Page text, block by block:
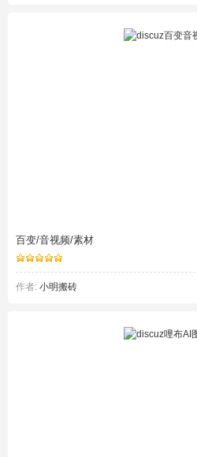
百变/音视频/素材
作者: 小明搬砖